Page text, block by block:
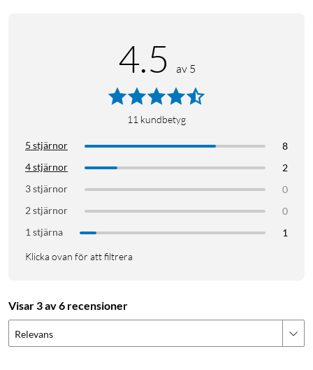
4.5 av 5
11 kundbetyg
5 stjärnor
8
4 stjärnor
2
3 stjärnor
0
2 stjärnor
0
1 stjärna
1
Klicka ovan för att filtrera
Visar 3 av 6 recensioner
Relevans